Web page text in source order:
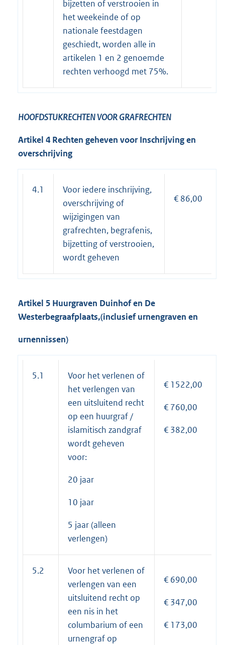
bijzetten of verstrooien in
het weekeinde of op
nationale feestdagen
geschiedt, worden alle in
artikelen 1 en 2 genoemde
rechten verhoogd met 75%.
HOOFDSTUKRECHTEN VOOR GRAFRECHTEN
Artikel 4 Rechten geheven voor Inschrijving en
overschrijving
4.1
Voor iedere inschrijving,
overschrijving of
wijzigingen van
grafrechten, begrafenis,
bijzetting of verstrooien,
wordt geheven
€ 86,00
Artikel 5 Huurgraven Duinhof en De
Westerbegraafplaats,(inclusief urnengraven en
urnennissen)
5.1
Voor het verlenen of
het verlengen van
een uitsluitend recht
op een huurgraf /
islamitisch zandgraf
wordt geheven
voor:
20 jaar
10 jaar
5 jaar (alleen
verlengen)
€ 1522,00
€ 760,00
€ 382,00
5.2
Voor het verlenen of
verlengen van een
uitsluitend recht op
een nis in het
columbarium of een
urnengraf op
€ 690,00
€ 347,00
€ 173,00